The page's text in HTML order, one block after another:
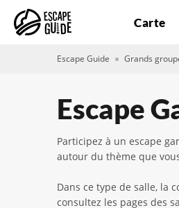
Carte
Escape Guide Grands
Escape
Participez à un escape
autour du thème que
Dans ce type de salle, la
consultez les pages des